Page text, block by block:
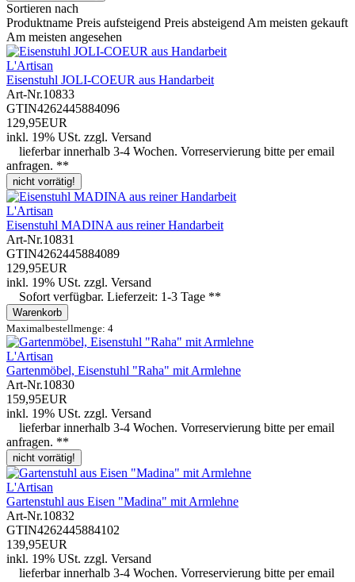
Sortieren nach
Produktname Preis aufsteigend Preis absteigend Am meisten gekauft
Am meisten angesehen
L'Artisan
Eisenstuhl JOLI-COEUR aus Handarbeit
Art-Nr.10833
GTIN4262445884096
129,95EUR
inkl. 19% USt. zzgl. Versand
lieferbar innerhalb 3-4 Wochen. Vorreservierung bitte per email
anfragen. **
nicht vorrätig!
L'Artisan
Eisenstuhl MADINA aus reiner Handarbeit
Art-Nr.10831
GTIN4262445884089
129,95EUR
inkl. 19% USt. zzgl. Versand
Sofort verfügbar. Lieferzeit: 1-3 Tage **
Warenkorb
Maximalbestellmenge: 4
L'Artisan
Gartenmöbel, Eisenstuhl "Raha" mit Armlehne
Art-Nr.10830
159,95EUR
inkl. 19% USt. zzgl. Versand
lieferbar innerhalb 3-4 Wochen. Vorreservierung bitte per email
anfragen. **
nicht vorrätig!
L'Artisan
Gartenstuhl aus Eisen "Madina" mit Armlehne
Art-Nr.10832
GTIN4262445884102
139,95EUR
inkl. 19% USt. zzgl. Versand
lieferbar innerhalb 3-4 Wochen. Vorreservierung bitte per email